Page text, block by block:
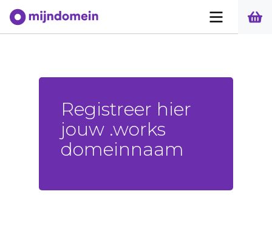
Registreer hier
jouw .works
domeinnaam